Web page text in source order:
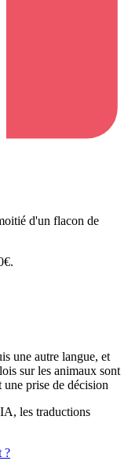
d'un flacon de
une autre langue, et
sur les animaux sont
prise de décision
les traductions
?